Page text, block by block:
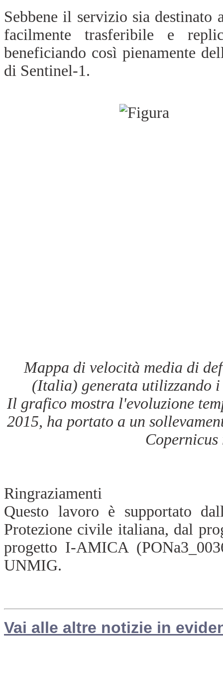
Sebbene il servizio sia destinato
facilmente trasferibile e
beneficiando così pienamente
di Sentinel-1.
Mappa di velocità media di
(Italia) generata utilizzando
Il grafico mostra l'evoluzione
2015, ha portato a un
Ringraziamenti
Questo lavoro è supportato
Protezione civile italiana, dal
progetto I-AMICA
UNMIG.
Vai alle altre notizie in